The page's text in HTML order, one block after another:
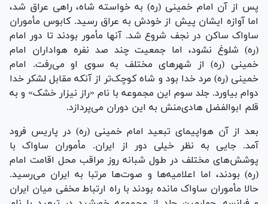
پس از آن امام خمینی (ره) به خواسته شاه، راهی عراق شد،
اما آوازه ایشان پیش از خودش به عراق رسید. کابوس مأموران
ساواک ساکن در نجف شروع شد. آنها مأمور بودند تا دور امام
(ره) شلوغ نشود، اما جمعیت چند صد نفره هواداران امام
خمینی (ره) از شهر‌های مختلف به سوی او می‌رفت. امام
خمینی (ره) مرد خدا بود و شاه کوچک‌تر از آنکه مقابل لشکر خدا
دوام بیاور‌د. جلد سوم این مجموعه با نام «راز نیزار خشک» و به
قلم ابوالفضل هادی‌منش به این دوران می‌پردازد.
بعد از آن هواپیمای تبعید امام خمینی (ره) در پاریس فرود
آمد. جایی به نظر خیلی دور از ایران. مأموران ساواک با
پوشش‌های مختلف در طول شبانه روز مراقب محل اقامت امام
(ره) بودند، اما اعلامیه‌ها و صوت‌ها مرتبا به ایران می‌رسید.
حالا مأموران ساواک مانده بودند با راه ارتباط مخفی میان ایران